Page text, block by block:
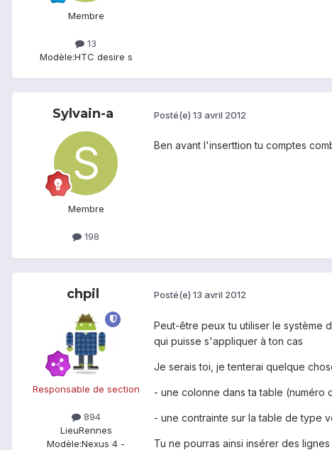
Membre
13
Modèle:HTC desire s
Sylvain-a
Membre
198
Posté(e) 13 avril 2012
Ben avant l'inserttion tu comptes
chpil
Responsable de section
894
LieuRennes
Modèle:Nexus 4 -
Posté(e) 13 avril 2012
Peut-être peux tu utiliser le système
qui puisse s'appliquer à ton cas
Je serais toi, je tenterai quelque
- une colonne dans ta table
- une contrainte sur la table de type
Tu ne pourras ainsi insérer des